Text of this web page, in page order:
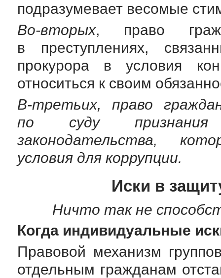
подразумевает весомые
Во-вторых, право
в преступлениях,
прокурора в условия
относиться к своим
В-третьих, право
по суду признания
законодательства,
условия для коррупции.
Иски в
Ничто так не
Когда индивидуальные
Правовой механизм
отдельным гражданам